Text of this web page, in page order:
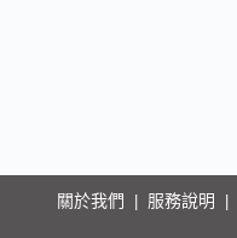
關於我們 服務說明